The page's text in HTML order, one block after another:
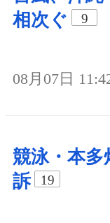
相次ぐ
9
08月07日
競泳・本多
訴
19